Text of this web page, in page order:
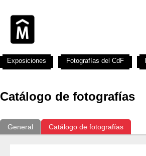
Catálogo de fotografías
General Catálogo de fotografías
Exposiciones Fotografías del CdF